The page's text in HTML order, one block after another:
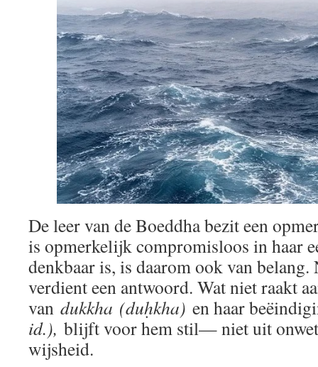
De leer van de Boeddha bezit een
is opmerkelijk compromisloos in haar
denkbaar is, is daarom ook van belang.
verdient een antwoord. Wat niet raakt
van dukkha (duḥkha) en haar
id.), blijft voor hem stil— niet uit
wijsheid.